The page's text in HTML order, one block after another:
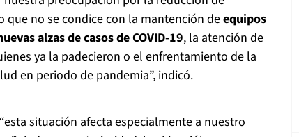
que no se condice con la mantención deequipos
alzas de casos de COVID-19, la atención de
ya la padecieron o el enfrentamiento de la
en periodo de pandemia”, indicó.
situación afecta especialmente a nuestro